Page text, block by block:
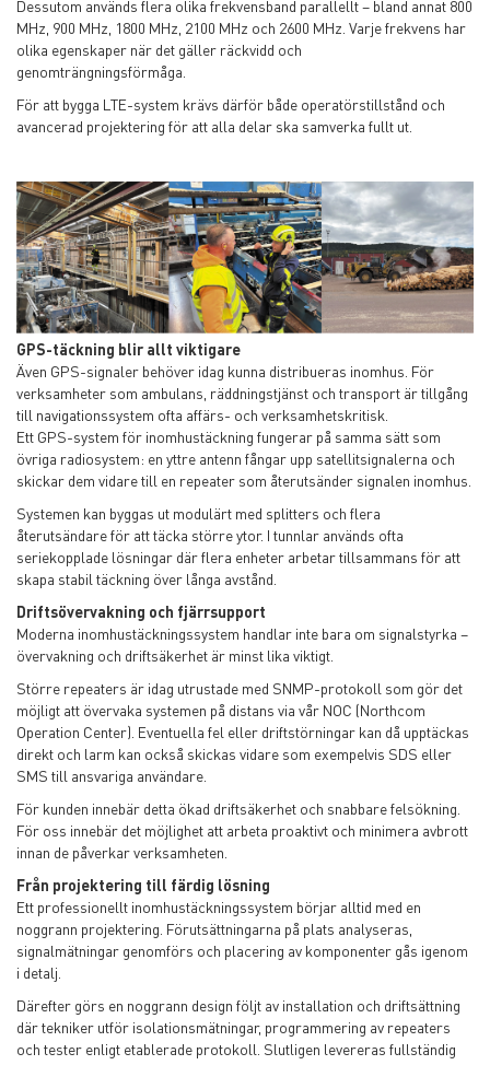
Dessutom används flera olika frekvensband parallellt – bland annat 800
MHz, 900 MHz, 1800 MHz, 2100 MHz och 2600 MHz. Varje frekvens har
olika egenskaper när det gäller räckvidd och
genomträngningsförmåga.
För att bygga LTE-system krävs därför både operatörstillstånd och
avancerad projektering för att alla delar ska samverka fullt ut.
GPS-täckning blir allt viktigare
Även GPS-signaler behöver idag kunna distribueras inomhus. För
verksamheter som ambulans, räddningstjänst och transport är tillgång
till navigationssystem ofta affärs- och verksamhetskritisk.
Ett GPS-system för inomhustäckning fungerar på samma sätt som
övriga radiosystem: en yttre antenn fångar upp satellitsignalerna och
skickar dem vidare till en repeater som återutsänder signalen inomhus.
Systemen kan byggas ut modulärt med splitters och flera
återutsändare för att täcka större ytor. I tunnlar används ofta
seriekopplade lösningar där flera enheter arbetar tillsammans för att
skapa stabil täckning över långa avstånd.
Driftsövervakning och fjärrsupport
Moderna inomhustäckningssystem handlar inte bara om signalstyrka –
övervakning och driftsäkerhet är minst lika viktigt.
Större repeaters är idag utrustade med SNMP-protokoll som gör det
möjligt att övervaka systemen på distans via vår NOC (Northcom
Operation Center). Eventuella fel eller driftstörningar kan då upptäckas
direkt och larm kan också skickas vidare som exempelvis SDS eller
SMS till ansvariga användare.
För kunden innebär detta ökad driftsäkerhet och snabbare felsökning.
För oss innebär det möjlighet att arbeta proaktivt och minimera avbrott
innan de påverkar verksamheten.
Från projektering till färdig lösning
Ett professionellt inomhustäckningssystem börjar alltid med en
noggrann projektering. Förutsättningarna på plats analyseras,
signalmätningar genomförs och placering av komponenter gås igenom
i detalj.
Därefter görs en noggrann design följt av installation och driftsättning
där tekniker utför isolationsmätningar, programmering av repeaters
och tester enligt etablerade protokoll. Slutligen levereras fullständig